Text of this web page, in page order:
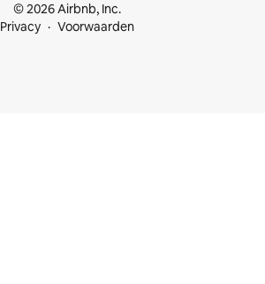
© 2026 Airbnb, Inc.
Privacy
Voorwaarden